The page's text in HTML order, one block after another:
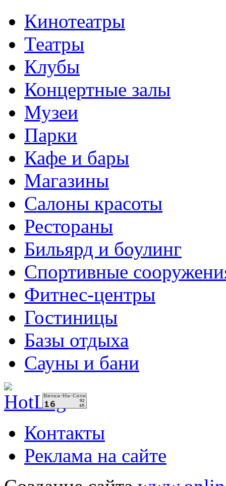
Кинотеатры
Театры
Клубы
Концертные залы
Музеи
Парки
Кафе и бары
Магазины
Салоны красоты
Рестораны
Бильярд и боулинг
Спортивные
Фитнес-центры
Гостиницы
Базы отдыха
Сауны и бани
Контакты
Реклама на сайте